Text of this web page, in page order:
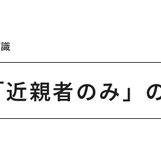
親者のみ」